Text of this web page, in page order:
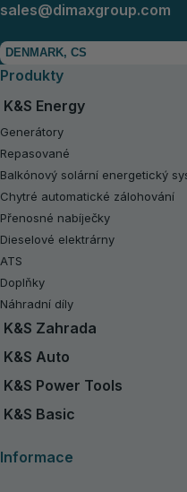
sales@dimaxgroup.com
DENMARK, CS
Produkty
K&S Energy
Generátory
Repasované
Balkónový solární energetický
Chytré automatické zálohování
Přenosné nabíječky
Dieselové elektrárny
ATS
Doplňky
Náhradní díly
K&S Zahrada
Sjednocený bateriový systém
Motorové pily
Sekačky na trávu
K&S Auto
Vzduchové kompresory
K&S Power Tools
Elektrické nářadí
K&S Basic
Invertorové generátory K&S Basic
Informace